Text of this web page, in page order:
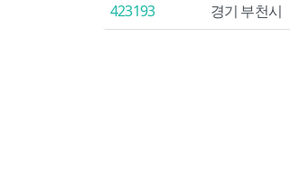
423193
경기 부천시